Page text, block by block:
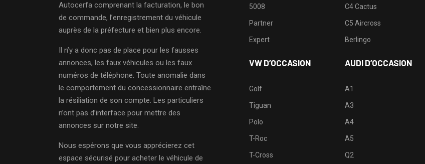
Autocerfa comprenant la facturation, le bon
de commande, l’enregistrement du véhicule
auprès de la préfecture et bien plus encore.
Il n’y a donc pas de place pour les fausses
annonces, les faux véhicules ou les faux
numéros de téléphone. Toute anomalie dans
le comportement du concessionnaire entraîne
la résiliation de son compte. Les particuliers
n’ont pas d’interface pour mettre des
annonces sur notre site.
Nous espérons que vous apprécierez cet
espace sécurisé pour acheter le véhicule de
5008
Partner
Expert
VW D’OCCASION
Golf
Tiguan
Polo
T-Roc
T-Cross
C4 Cactus
C5 Aircross
Berlingo
AUDI D’OCCASION
A1
A3
A4
A5
Q2